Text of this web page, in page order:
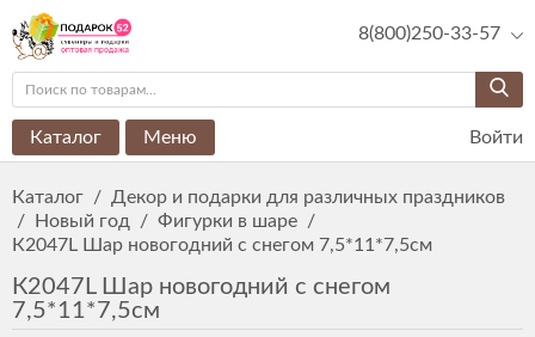
8(800)250-33-57
Каталог Меню Войти
Каталог / Декор и подарки для различных праздников
/
Новый год / Фигурки в шаре /
К2047L Шар новогодний с снегом 7,5*11*7,5см
К2047L Шар новогодний с снегом
7,5*11*7,5см